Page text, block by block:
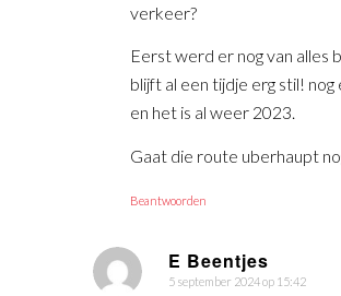
verkeer?
Eerst werd er nog van alles
blijft al een tijdje erg stil! nog
en het is al weer 2023.
Gaat die route uberhaupt
Beantwoorden
E Beentjes
zegt:
5 september 2024 op 15:42